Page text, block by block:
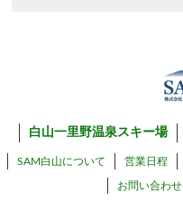
白山一里野温泉スキー場
SAM白山について 営業日程
お問い合わせ